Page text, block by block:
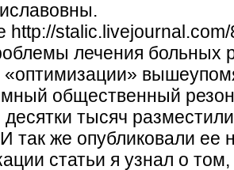
http://
лечения больных
общественный
тысяч
так же опубликовали ее
статьи я узнал о